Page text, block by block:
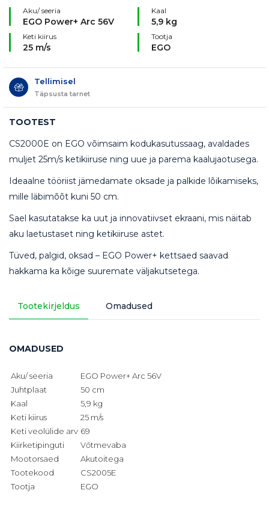
Aku/ seeria
EGO Power+ Arc 56V
Kaal
5,9 kg
Keti kiirus
25 m/s
Tootja
EGO
Tellimisel
Täpsusta tarnet
TOOTEST
CS2000E on EGO võimsaim kodukasutussaag, avaldades
muljet 25m/s ketikiiruse ning uue ja parema kaalujaotusega.
Ideaalne tööriist jämedamate oksade ja palkide lõikamiseks,
mille läbimõõt kuni 50 cm.
Sael kasutatakse ka uut ja innovatiivset ekraani, mis näitab
aku laetustaset ning ketikiiruse astet.
Tüved, palgid, oksad – EGO Power+ kettsaed saavad
hakkama ka kõige suuremate väljakutsetega.
Tootekirjeldus Omadused
OMADUSED
Aku/ seeria
EGO Power+ Arc 56V
Juhtplaat
50 cm
Kaal
5,9 kg
Keti kiirus
25 m/s
Keti veolülide arv 69
Kiirketipinguti
Vőtmevaba
Mootorsaed
Akutoitega
Tootekood
CS2005E
Tootja
EGO